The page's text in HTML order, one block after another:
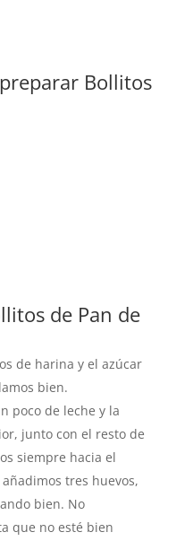
Bollitos
de Pan de
de harina y el azúcar
bien.
poco de leche y la
junto con el resto de
siempre hacia el
tres huevos,
bien. No
que no esté bien